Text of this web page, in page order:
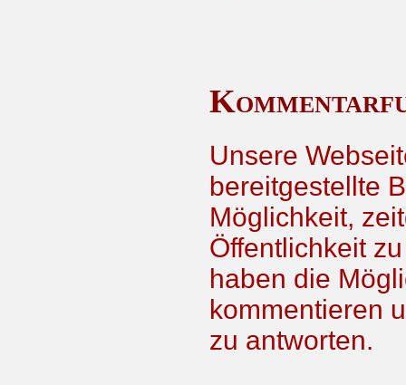
Unsere
bereitgestellte
Möglichkeit,
Öffentlichkeit
haben die
kommentieren
zu antworten.